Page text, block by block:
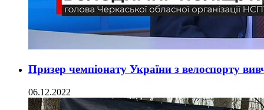
Призер чемпіонату України з велоспорту
06.12.2022